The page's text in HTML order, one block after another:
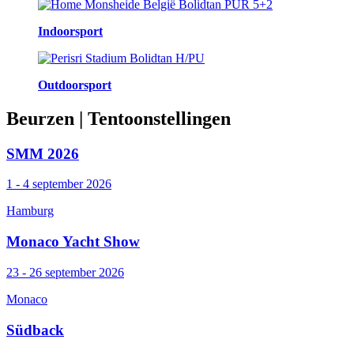
Indoorsport
Outdoorsport
Beurzen | Tentoonstellingen
SMM 2026
1 - 4 september 2026
Hamburg
Monaco Yacht Show
23 - 26 september 2026
Monaco
Südback